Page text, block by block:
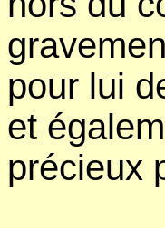
pour lui
et
précieux